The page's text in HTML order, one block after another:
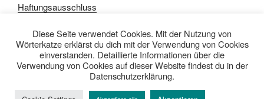
Haftungsausschluss
Rezensionpolitik
Bewertungsschema
Media-Kit
Diese Seite verwendet Cookies. Mit der Nutzung von
Wörterkatze erklärst du dich mit der Verwendung von Cookies
einverstanden. Detaillierte Informationen über die
Verwendung von Cookies auf dieser Website findest du in der
Datenschutzerklärung.